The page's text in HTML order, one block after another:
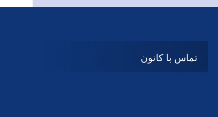
تماس با کانون